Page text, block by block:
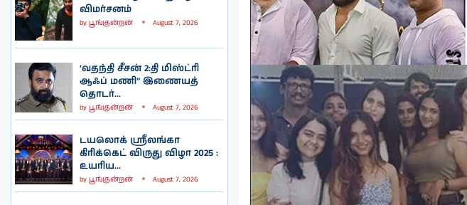
விமர்சனம்
by பூங்குன்றன் August 7, 2026
‘வதந்தி சீசன் 2:தி மிஸ்ட்ரி
ஆஃப் மணி” இணையத்
தொடர்...
by பூங்குன்றன் August 7, 2026
டயலொக் ஸ்ரீலங்கா
கிரிக்கெட் விருது விழா 2025 :
உயரிய...
by பூங்குன்றன் August 7, 2026